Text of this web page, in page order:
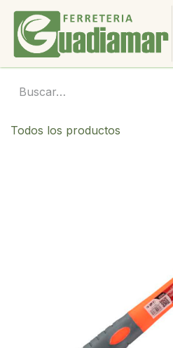
Ir al contenido
Todos los productos